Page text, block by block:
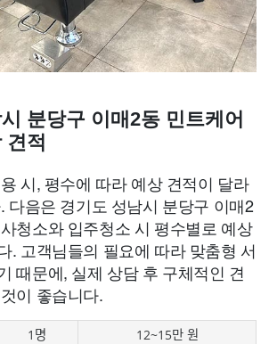
분당구 이매2동 민트케어
견적
시, 평수에 따라 예상 견적이 달라
다음은 경기도 성남시 분당구 이매2
청소와 입주청소 시 평수별로 예상
. 고객님들의 필요에 따라 맞춤형 서
때문에, 실제 상담 후 구체적인 견
이 좋습니다.
1명
12~15만 원